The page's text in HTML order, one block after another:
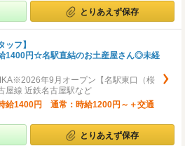
とりあえず保存
ッフ】
1400円☆名駅直結のお土産屋さん◎未経
年9月オープン【名駅東口（桜
屋線 近鉄名古屋駅など
給1400円 通常：時給1200円～＋交通
とりあえず保存